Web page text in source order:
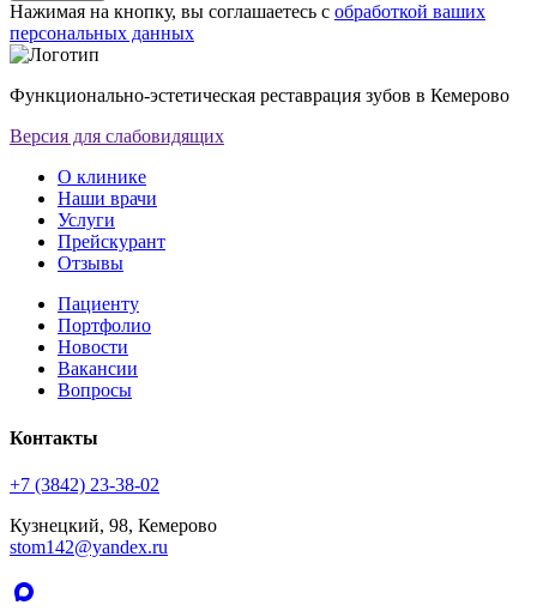
Нажимая на кнопку, вы соглашаетесь с обработкой ваших
персональных данных
Функционально-эстетическая реставрация зубов в Кемерово
Версия для слабовидящих
О клинике
Наши врачи
Услуги
Прейскурант
Отзывы
Пациенту
Портфолио
Новости
Вакансии
Вопросы
Контакты
+7 (3842) 23-38-02
Кузнецкий, 98, Кемерово
stom142@yandex.ru